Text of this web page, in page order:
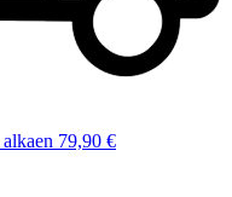
alkaen 79,90 €